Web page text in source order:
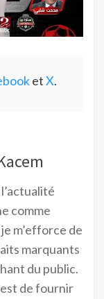
etX.
comme
m’efforce de
marquants
du public.
de fournir